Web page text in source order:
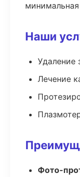
Наши
Удаление
Лечение
Фото-